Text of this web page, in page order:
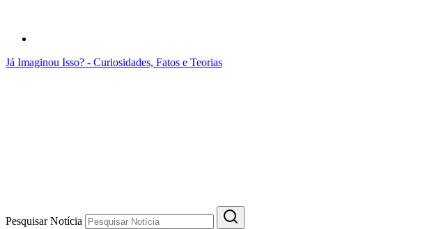
Já Imaginou Isso? - Curiosidades, Fatos e Teorias
Pesquisar Notícia